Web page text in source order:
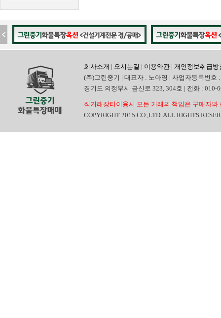
회사소개 | 오시는길 | 이용약관 | 개인정보취급방
(주)그린중기 | 대표자 : 노아영 | 사업자등록번호
경기도 의정부시 금신로 323, 304호 | 전화 :
직거래장터이용시 모든 거래의 책임은 구매자
COPYRIGHT 2015 CO.,LTD. ALL RIGHTS